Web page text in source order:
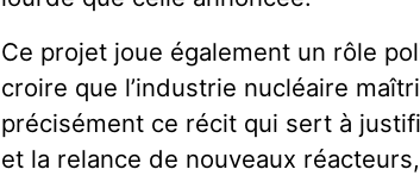
Ce projet joue également un rôle
croire que l’industrie nucléaire
précisément ce récit qui sert à
et la relance de nouveaux